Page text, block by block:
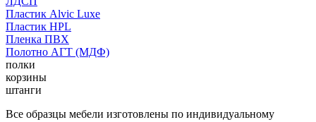
Пластик Alvic Luxe
Пластик HPL
Пленка ПВХ
Полотно АГТ (МДФ)
полки
корзины
штанги
Все образцы мебели изготовлены по индивидуальному